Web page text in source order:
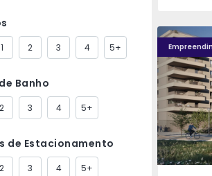
1 2 3 4 5+
Banho
2 3 4 5+
de Estacionamento
2 3 4 5+
85
85
0
4
Fachada PLENO JARDIM - 4Fachada